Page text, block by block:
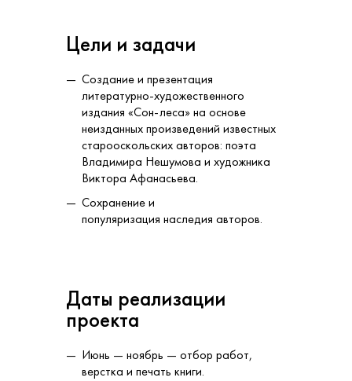
Цели и задачи
Создание и презентация
литературно-художественного
издания «Сон-леса» на основе
неизданных произведений известных
старооскольских авторов: поэта
Владимира Нешумова и художника
Виктора Афанасьева.
Сохранение и
популяризация наследия авторов.
Даты реализации
проекта
Июнь — ноябрь — отбор работ,
верстка и печать книги.